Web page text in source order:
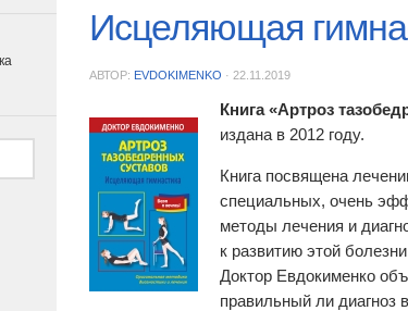
Исцеляющая
АВТОР: EVDOKIMENKO · 22.11.2019
Книга «Артроз
издана в 2012 году.
Книга посвящена
специальных, очень
методы лечения и
к развитию этой
Доктор Евдокименко
правильный ли диагноз